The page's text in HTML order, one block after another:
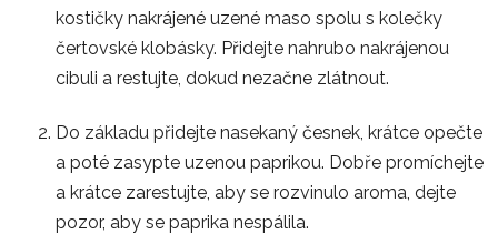
kostičky nakrájené uzené maso spolu s kolečky
čertovské klobásky. Přidejte nahrubo nakrájenou
cibuli a restujte, dokud nezačne zlátnout.
Do základu přidejte nasekaný česnek, krátce opečte
a poté zasypte uzenou paprikou. Dobře promíchejte
a krátce zarestujte, aby se rozvinulo aroma, dejte
pozor, aby se paprika nespálila.